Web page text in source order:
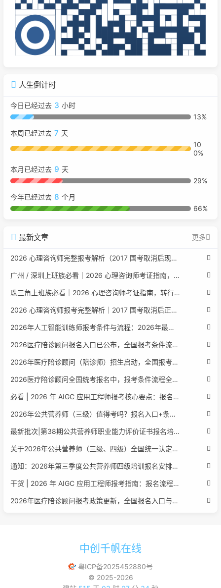
人生倒计时
今日已经过去 3 小时
13%
本周已经过去 7 天
10
0%
本月已经过去 9 天
29%
今年已经过去 8 个月
66%
最新文章 更多
2026 心理咨询师完整报考解析（2017 国考取消后现行权威体系 + 避坑全指南）
广州 / 深圳上班族必看｜2026 心理咨询师考证指南，转行副业、情绪疏导双收益
珠三角上班族必看｜2026 心理咨询师考证指南，转行副业、情绪疏导双收益
2026 心理咨询师报考完整解析｜2017 国考取消后正规报考标准、流程避坑指南
2026年人工智能训练师报考条件与流程：2026年最新官方要求全面解读
2026医疗陪诊顾问报名入口已公布，全国报考条件流程政策全解析
2026年医疗陪诊顾问（陪诊师）招生启动，全国报考指南附报名官网
2026医疗陪诊顾问全国统考报名中，报考条件流程全攻略附报名入口
必看 | 2026 年 AIGC 应用工程师报考核心要点：报名费用、官网可查、行业认可度、补考规则全盘点
2026年公共营养师（三级）值得考吗？报名入口+条件+证书用途
最新批次|第38期公共营养师职业能力评价证书报名培训通知
关于2026年公共营养师（三级、四级）全国统一认定报名的服务通知
通知：2026年第三季度公共营养师四级培训报名安排正式发布
干货 | 2026 年 AIGC 应用工程师报考指南：报名流程、学历要求、培训课程、就业方向全梳理
2026年医疗陪诊顾问报考政策更新，全国报名入口与报考指南全同步
中创千帆在线
粤ICP备2025452880号
© 2025-2026